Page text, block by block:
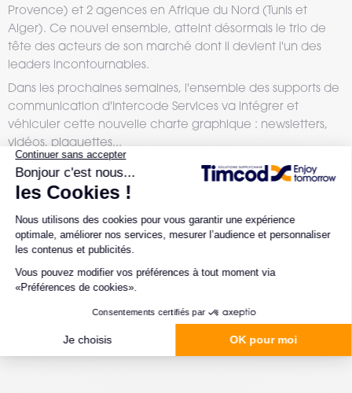
Provence) et 2 agences en Afrique du Nord (Tunis et
Alger). Ce nouvel ensemble, atteint désormais le trio de
tête des acteurs de son marché dont il devient l'un des
leaders incontournables.
Dans les prochaines semaines, l'ensemble des supports de
communication d'Intercode Services va intégrer et
véhiculer cette nouvelle charte graphique : newsletters,
vidéos, plaquettes...
Nous vous informons également qu'à compter du
14 février 2017 les adresses mails seront modifiées, tous vos
contacts ayant une adresse e-mail de type
pnom@intercode.com seront désormais joignables sur leur
nouvelle adresse de type pnom@timcod.fr.